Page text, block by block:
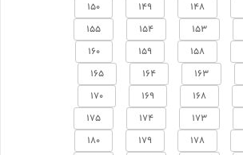
148
149
150
153
154
155
158
159
160
163
164
165
168
169
170
173
174
175
178
179
180